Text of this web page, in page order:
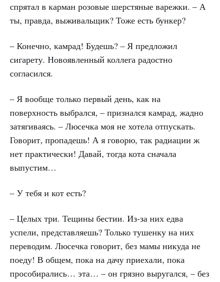
спрятал в карман розовые шерстяные варежки. – А
ты, правда, выживальщик? Тоже есть бункер?
– Конечно, камрад! Будешь? – Я предложил
сигарету. Новоявленный коллега радостно
согласился.
– Я вообще только первый день, как на
поверхность выбрался, – признался камрад, жадно
затягиваясь. – Люсечка моя не хотела отпускать.
Говорит, пропадешь! А я говорю, так радиации ж
нет практически! Давай, тогда кота сначала
выпустим…
– У тебя и кот есть?
– Целых три. Тещины бестии. Из-за них едва
успели, представляешь? Только тушенку на них
переводим. Люсечка говорит, без мамы никуда не
поеду! В общем, пока на дачу приехали, пока
прособирались… эта… – он грязно выругался, – без